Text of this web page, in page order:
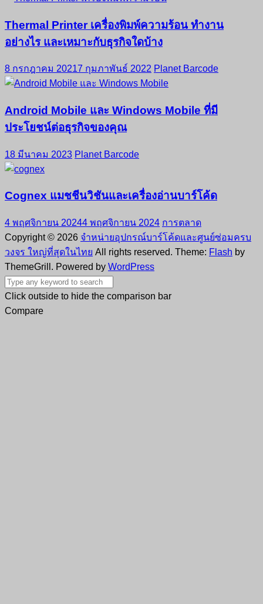
Thermal Printer เครื่องพิมพ์ความร้อน ทำงาน
อย่างไร และเหมาะกับธุรกิจใดบ้าง
8 กรกฎาคม 20217 กุมภาพันธ์ 2022 Planet Barcode
Android Mobile และ Windows Mobile ที่มี
ประโยชน์ต่อธุรกิจของคุณ
18 มีนาคม 2023 Planet Barcode
Cognex แมชชีนวิชันและเครื่องอ่านบาร์โค้ด
4 พฤศจิกายน 20244 พฤศจิกายน 2024 การตลาด
Copyright © 2026 จำหน่ายอุปกรณ์บาร์โค้ดและศูนย์ซ่อมครบ
วงจร ใหญ่ที่สุดในไทย All rights reserved. Theme: Flash by
ThemeGrill. Powered by WordPress
Click outside to hide the comparison bar
Compare